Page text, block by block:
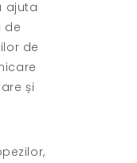
ajuta
de
de
și